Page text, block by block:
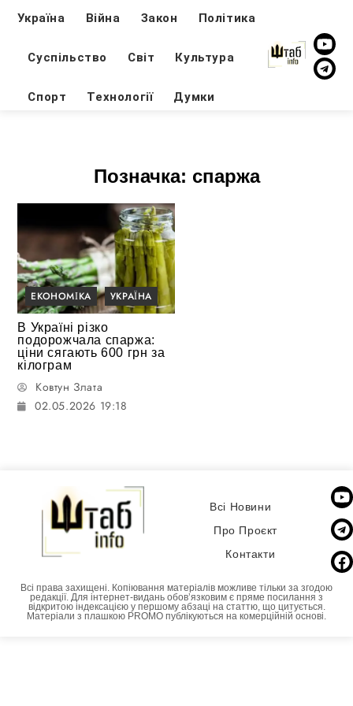
Україна Війна Закон Політика
Суспільство Світ Культура
Спорт Технології Думки
Позначка: спаржа
ЕКОНОМІКА УКРАЇНА
В Україні різко
подорожчала спаржа:
ціни сягають 600 грн за
кілограм
Ковтун Злата
02.05.2026 19:18
Всі Новини
Про Проєкт
Контакти
Всі права захищені. Копіювання матеріалів можливе тільки за згодою
редакції. Для інтернет-видань обовʼязковим є пряме посилання з
відкритою індексацією у першому абзаці на статтю, що цитується.
Матеріали з плашкою PROMO публікуються на комерційній основі.